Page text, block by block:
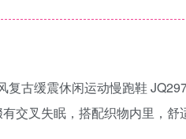
古缓震休闲运动慢跑鞋
交叉失眠，搭配织物内里，